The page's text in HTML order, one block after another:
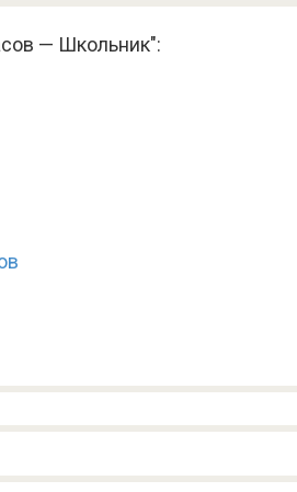
— Школьник":